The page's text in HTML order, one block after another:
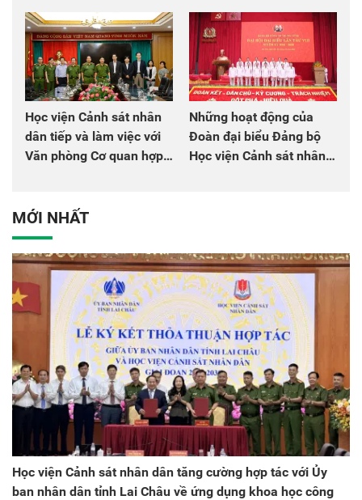
chào mừng Đại hội Đảng
đồng đội
Học viện Cảnh sát nhân
dân tiếp và làm việc với
Văn phòng Cơ quan hợp
Những hoạt động của
Đoàn đại biểu Đảng bộ
Học viện Cảnh sát nhân
MỚI NHẤT
Học viện Cảnh sát nhân dân tăng cường hợp tác với Ủy
ban nhân dân tỉnh Lai Châu về ứng dụng khoa học công